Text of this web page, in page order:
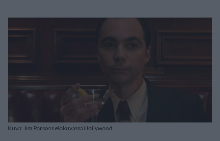
Kuva: Jim Parsons elokuvassa Hollywood